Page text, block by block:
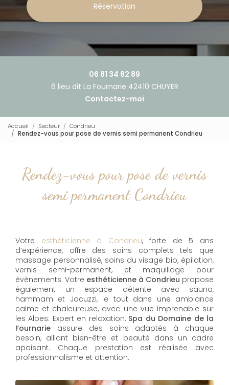
Réservation
06 81 34 82 89
6 lieu dit La Fournarie 42410 CHUYER
Contactez-moi
Accueil Secteur
Condrieu
Rendez-vous pour pose de vernis semi permanent Condrieu
Rendez-vous pour pose de vernis
semi permanent Condrieu
Votre esthéticienne à Condrieu, forte de 5 ans
d’expérience, offre des soins complets tels que
massage personnalisé, soins du visage bio, épilation,
vernis semi-permanent, et maquillage pour
évènements. Votre esthéticienne à Condrieu propose
également un espace détente avec sauna,
hammam et Jacuzzi, le tout dans une ambiance
calme et chaleureuse, avec une vue imprenable sur
les Alpes. Expert en relaxation, Spa du Domaine de la
Fournarie assure des soins adaptés à chaque
besoin, alliant bien-être et beauté dans un cadre
apaisant. Chaque prestation est réalisée avec
professionnalisme et attention.